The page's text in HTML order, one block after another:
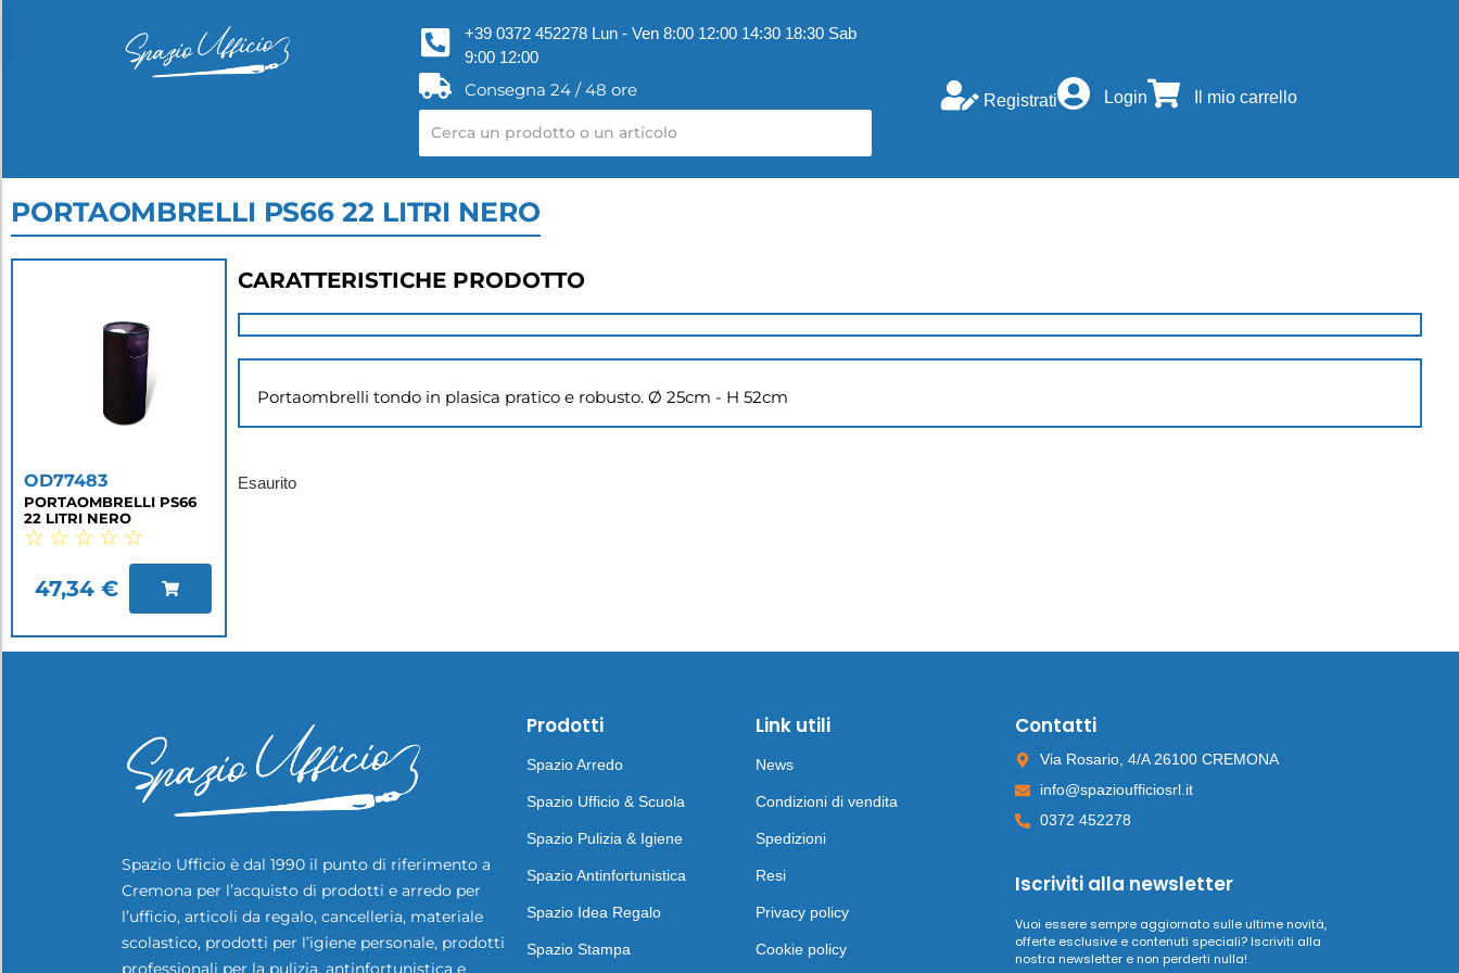
+39 0372 452278 Lun - Ven 8:00 12:00 14:30 18:30 Sab
9:00 12:00
Consegna 24 / 48 ore
Registrati Login Il mio carrello
PORTAOMBRELLI PS66 22 LITRI NERO
OD77483
PORTAOMBRELLI PS66
22 LITRI NERO
☆ ☆ ☆ ☆ ☆
47,34 €
CARATTERISTICHE PRODOTTO
Portaombrelli tondo in plasica pratico e robusto. Ø 25cm - H 52cm
Esaurito
Spazio Ufficio è dal 1990 il punto di riferimento a
Cremona per l’acquisto di prodotti e arredo per
l’ufficio, articoli da regalo, cancelleria, materiale
scolastico, prodotti per l’igiene personale, prodotti
professionali per la pulizia, antinfortunistica e
Prodotti
Spazio Arredo
Spazio Ufficio & Scuola
Spazio Pulizia & Igiene
Spazio Antinfortunistica
Spazio Idea Regalo
Spazio Stampa
Link utili
News
Condizioni di vendita
Spedizioni
Resi
Privacy policy
Cookie policy
Contatti
Via Rosario, 4/A 26100 CREMONA
info@spazioufficiosrl.it
0372 452278
Iscriviti alla newsletter
Vuoi essere sempre aggiornato sulle ultime novità,
offerte esclusive e contenuti speciali? Iscriviti alla
nostra newsletter e non perderti nulla!